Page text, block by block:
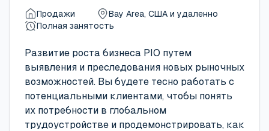
Продажи
Bay Area, США и удаленно
Полная занятость
Развитие роста бизнеса PIO путем
выявления и преследования новых рыночных
возможностей. Вы будете тесно работать с
потенциальными клиентами, чтобы понять
их потребности в глобальном
трудоустройстве и продемонстрировать, как